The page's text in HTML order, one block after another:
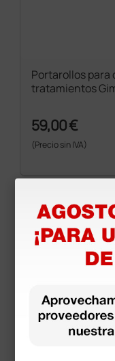
Portarollos para
tratamientos
59,00 €
(Precio sin IVA)